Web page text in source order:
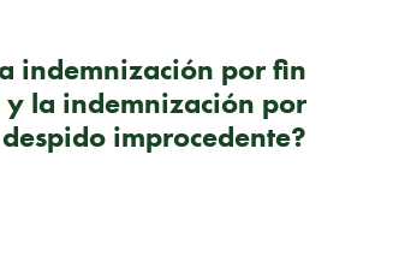
indemnización por fin
la indemnización por
despido improcedente?